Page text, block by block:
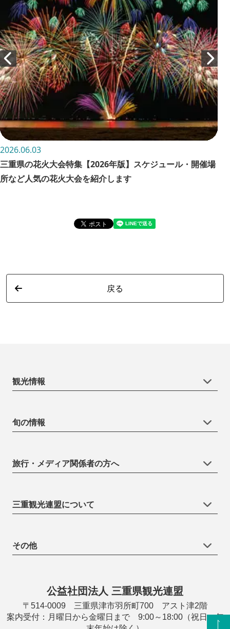
2026.06.03
三重県の花火大会特集【2026年版】スケジュール・開催場
所など人気の花火大会を紹介します
戻る
観光情報
旬の情報
旅行・メディア関係者の方へ
三重観光連盟について
その他
公益社団法人 三重県観光連盟
〒514-0009 三重県津市羽所町700 アスト津2階
案内受付：月曜日から金曜日まで 9:00～18:00（祝日・年